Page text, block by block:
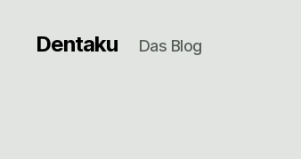
Dentaku Das Blog